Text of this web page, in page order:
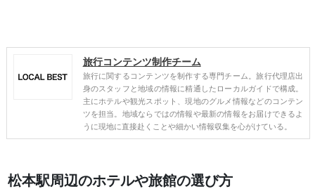
旅行コンテンツ制作チーム
旅行に関するコンテンツを制作する専門チーム。旅行代理店出
身のスタッフと地域の情報に精通したローカルガイドで構成。
主にホテルや観光スポット、現地のグルメ情報などのコンテン
ツを担当。地域ならではの情報や最新の情報をお届けできるよ
うに現地に直接赴くことや細かい情報収集を心がけている。
松本駅周辺のホテルや旅館の選び方